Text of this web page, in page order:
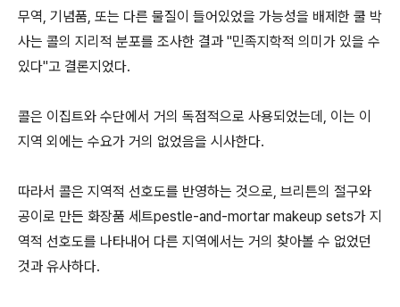
무역, 기념품, 또는 다른 물질이 들어있었을 가능성을 배제한 쿨 박
사는 콜의 지리적 분포를 조사한 결과 "민족지학적 의미가 있을 수
있다"고 결론지었다.
콜은 이집트와 수단에서 거의 독점적으로 사용되었는데, 이는 이
지역 외에는 수요가 거의 없었음을 시사한다.
따라서 콜은 지역적 선호도를 반영하는 것으로, 브리튼의 절구와
공이로 만든 화장품 세트pestle-and-mortar makeup sets가 지
역적 선호도를 나타내어 다른 지역에서는 거의 찾아볼 수 없었던
것과 유사하다.